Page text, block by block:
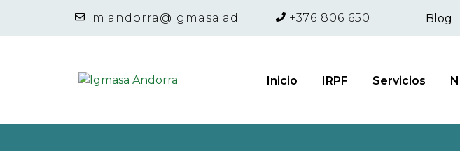
im.andorra@igmasa.ad +376 806 650 Blog
Inicio IRPF Servicios